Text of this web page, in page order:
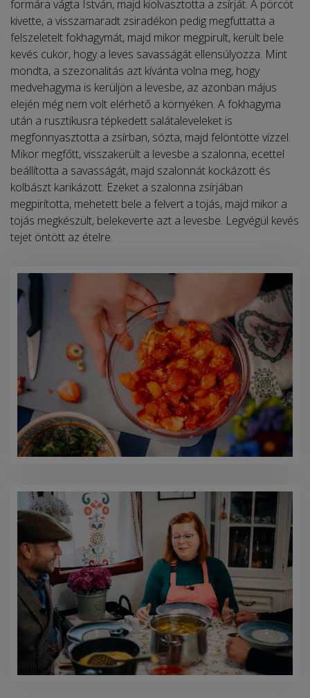
formára vágta István, majd kiolvasztotta a zsírját. A pörcöt
kivette, a visszamaradt zsiradékon pedig megfuttatta a
felszeletelt fokhagymát, majd mikor megpirult, került bele
kevés cukor, hogy a leves savasságát ellensúlyozza. Mint
mondta, a szezonalitás azt kívánta volna meg, hogy
medvehagyma is kerüljön a levesbe, az azonban május
elején még nem volt elérhető a környéken. A fokhagyma
után a rusztikusra tépkedett salátaleveleket is
megfonnyasztotta a zsírban, sózta, majd felöntötte vízzel.
Mikor megfőtt, visszakerült a levesbe a szalonna, ecettel
beállította a savasságát, majd szalonnát kockázott és
kolbászt karikázott. Ezeket a szalonna zsírjában
megpirította, mehetett bele a felvert a tojás, majd mikor a
tojás megkészült, belekeverte azt a levesbe. Legvégül kevés
tejet öntött az ételre.